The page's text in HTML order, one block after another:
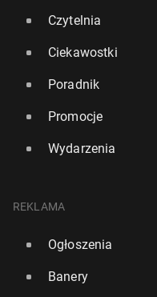
Czytelnia
Ciekawostki
Poradnik
Promocje
Wydarzenia
REKLAMA
Ogłoszenia
Banery